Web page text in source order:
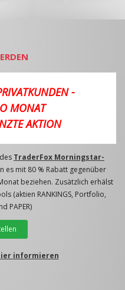
-
MONAT
AKTION
TraderFox Morningstar-
es mit 80 % Rabatt gegenüber
beziehen. Zusätzlich erhälst
(aktien RANKINGS, Portfolio,
PAPER)
informieren